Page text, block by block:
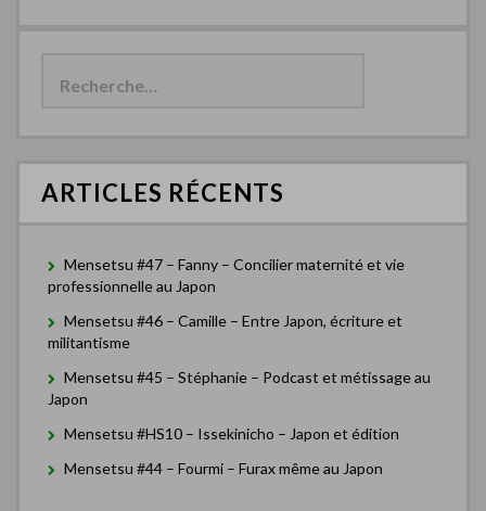
h
ARTICLES RÉCENTS
Mensetsu #47 – Fanny – Concilier maternité et vie
professionnelle au Japon
Mensetsu #46 – Camille – Entre Japon, écriture et
militantisme
Mensetsu #45 – Stéphanie – Podcast et métissage au
Japon
Mensetsu #HS10 – Issekinicho – Japon et édition
Mensetsu #44 – Fourmi – Furax même au Japon